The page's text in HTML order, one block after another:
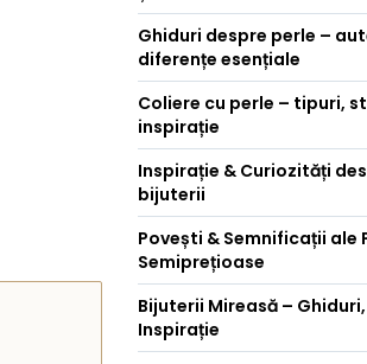
Ghiduri despre perle –
diferențe esențiale
Coliere cu perle – tipuri,
inspirație
Inspirație & Curiozități
bijuterii
Povești & Semnificații ale
Semiprețioase
Bijuterii Mireasă –
Inspirație